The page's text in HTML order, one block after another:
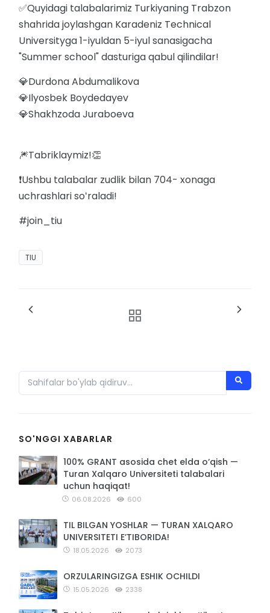
✅Quyidagi talabalarimiz Turkiyaning Trabzon
shahrida joylashgan Karadeniz Technical
Universityga 1-iyuldan 5-iyul sanasigacha
"Summer school" dasturiga qabul qilindilar!
💎Durdona Abdumalikova
💎Ilyosbek Boydedayev
💎Shakhzoda Juraboeva
🎆Tabriklaymiz!👏
❗️Ushbu talabalar zudlik bilan 704- xonaga
uchrashlari soʻraladi!
#join_tiu
TIU
SO'NGGI XABARLAR
100% GRANT asosida chet elda o‘qish —
Turan Xalqaro Universiteti talabalari
uchun haqiqat!
06.08.2026 600
TIL BILGAN YOSHLAR — TURAN XALQARO
UNIVERSITETI E’TIBORIDA!
18.05.2026 2073
ORZULARINGIZGA ESHIK OCHILDI
15.05.2026 2338